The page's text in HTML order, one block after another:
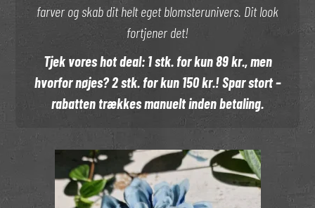
farver og skab dit helt eget blomsterunivers. Dit look
fortjener det!
Tjek vores hot deal: 1 stk. for kun 89 kr., men
hvorfor nøjes? 2 stk. for kun 150 kr.! Spar stort –
rabatten trækkes manuelt inden betaling.